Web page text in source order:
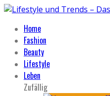
Home
Fashion
Beauty
Lifestyle
Leben
Zufällig